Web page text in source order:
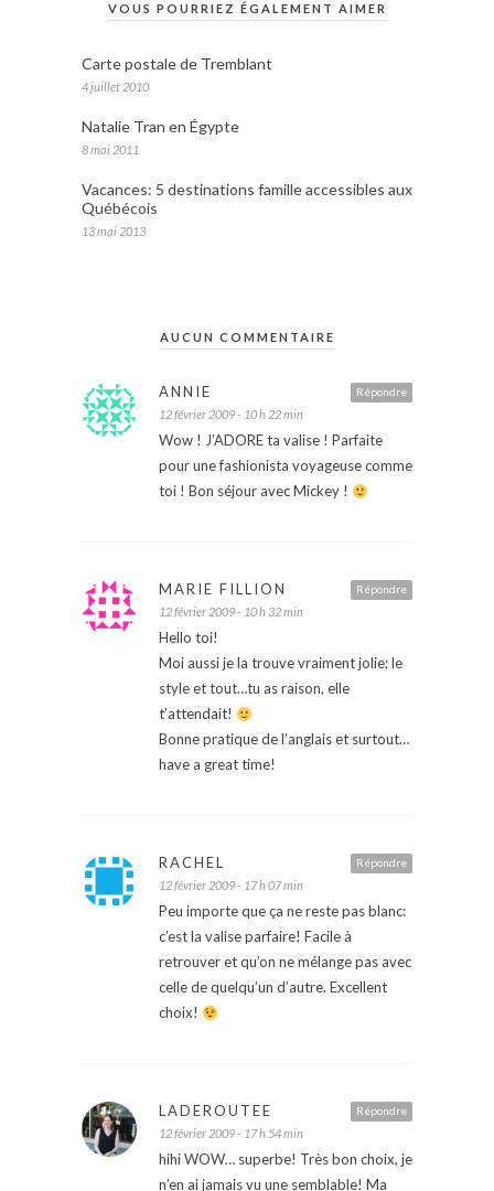
VOUS POURRIEZ ÉGALEMENT AIMER
Carte postale de Tremblant
4 juillet 2010
Natalie Tran en Égypte
8 mai 2011
Vacances: 5 destinations famille accessibles aux
Québécois
13 mai 2013
AUCUN COMMENTAIRE
Répondre
ANNIE
12 février 2009 - 10 h 22 min
Wow ! J’ADORE ta valise ! Parfaite
pour une fashionista voyageuse comme
toi ! Bon séjour avec Mickey !
Répondre
MARIE FILLION
12 février 2009 - 10 h 32 min
Hello toi!
Moi aussi je la trouve vraiment jolie; le
style et tout…tu as raison, elle
t’attendait!
Bonne pratique de l’anglais et surtout…
have a great time!
Répondre
RACHEL
12 février 2009 - 17 h 07 min
Peu importe que ça ne reste pas blanc:
c’est la valise parfaire! Facile à
retrouver et qu’on ne mélange pas avec
celle de quelqu’un d’autre. Excellent
choix!
Répondre
LADEROUTEE
12 février 2009 - 17 h 54 min
hihi WOW… superbe! Très bon choix, je
n’en ai jamais vu une semblable! Ma